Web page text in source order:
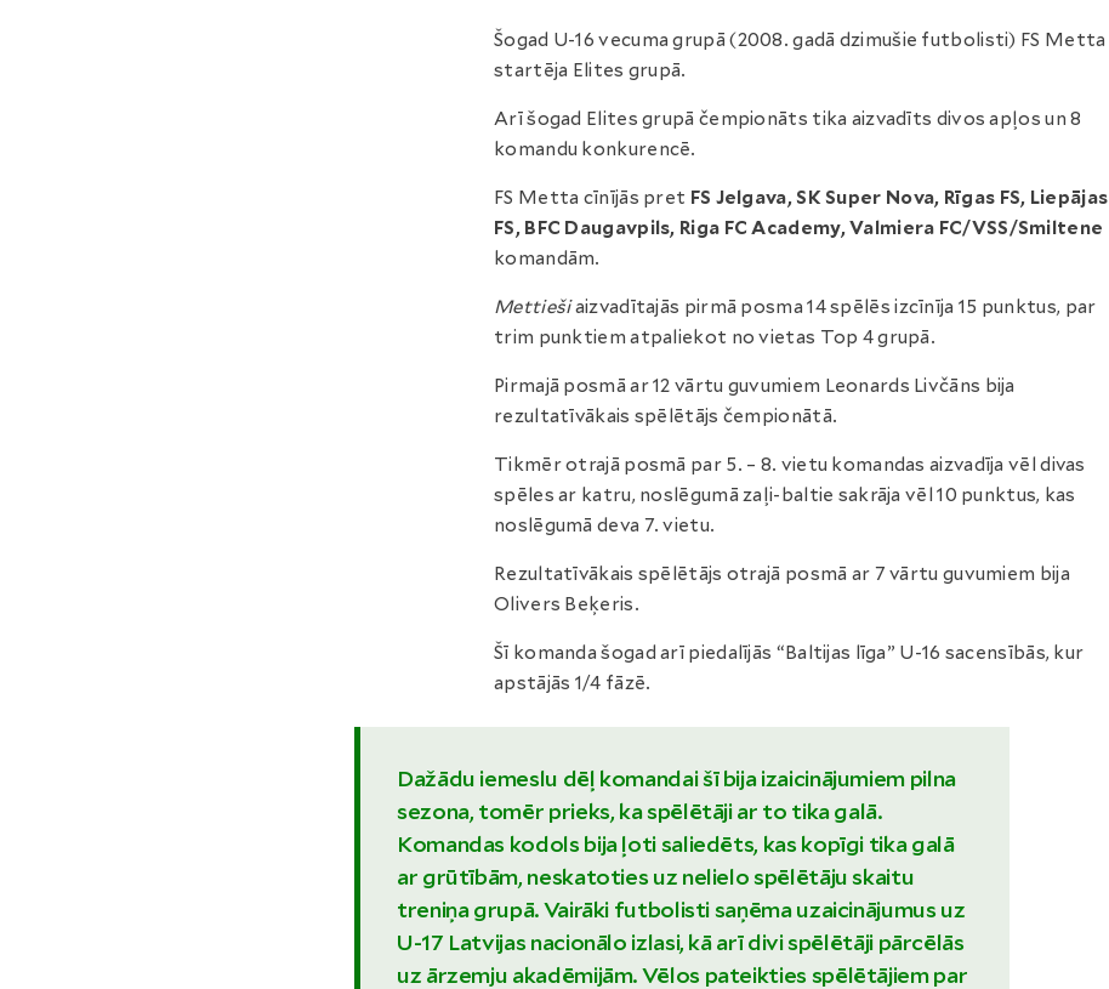
Šogad U-16 vecuma grupā (2008. gadā dzimušie futbolisti) FS Metta
startēja Elites grupā.
Arī šogad Elites grupā čempionāts tika aizvadīts divos apļos un 8
komandu konkurencē.
FS Metta cīnījās pret FS Jelgava, SK Super Nova, Rīgas FS, Liepājas
FS, BFC Daugavpils, Riga FC Academy, Valmiera FC/VSS/Smiltene
komandām.
Mettiešiaizvadītajās pirmā posma 14 spēlēs izcīnīja 15 punktus, par
trim punktiem atpaliekot no vietas Top 4 grupā.
Pirmajā posmā ar 12 vārtu guvumiem Leonards Livčāns bija
rezultatīvākais spēlētājs čempionātā.
Tikmēr otrajā posmā par 5. – 8. vietu komandas aizvadīja vēl divas
spēles ar katru, noslēgumā zaļi-baltie sakrāja vēl 10 punktus, kas
noslēgumā deva 7. vietu.
Rezultatīvākais spēlētājs otrajā posmā ar 7 vārtu guvumiem bija
Olivers Beķeris.
Šī komanda šogad arī piedalījās “Baltijas līga” U-16 sacensībās, kur
apstājās 1/4 fāzē.
Dažādu iemeslu dēļ komandai šī bija izaicinājumiem pilna
sezona, tomēr prieks, ka spēlētāji ar to tika galā.
Komandas kodols bija ļoti saliedēts, kas kopīgi tika galā
ar grūtībām, neskatoties uz nelielo spēlētāju skaitu
treniņa grupā. Vairāki futbolisti saņēma uzaicinājumus uz
U-17 Latvijas nacionālo izlasi, kā arī divi spēlētāji pārcēlās
uz ārzemju akadēmijām. Vēlos pateikties spēlētājiem par